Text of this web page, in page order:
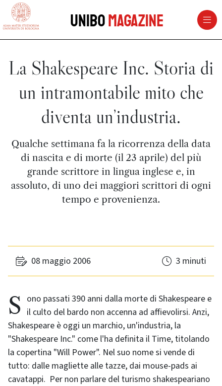
vai al contenuto della pagina
UniboMagazine
La Shakespeare Inc. Storia di
un intramontabile mito che
diventa un’industria.
Qualche settimana fa la ricorrenza della data
di nascita e di morte (il 23 aprile) del più
grande scrittore in lingua inglese e, in
assoluto, di uno dei maggiori scrittori di ogni
tempo e provenienza.
08 maggio 2006 3 minuti
Sono passati 390 anni dalla morte di Shakespeare e il culto del bardo non accenna ad affievolirsi. Anzi,
Shakespeare è oggi un marchio, un'industria, la
"Shakespeare Inc." come l'ha definita il Time, titolando
la copertina "Will Power". Nel suo nome si vende di
tutto: dalle magliette alle tazze, dai mouse-pads ai
cavatappi. Per non parlare del turismo shakespeariano